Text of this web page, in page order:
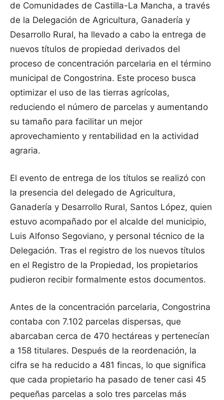
de Comunidades de Castilla-La Mancha, a través
de la Delegación de Agricultura, Ganadería y
Desarrollo Rural, ha llevado a cabo la entrega de
nuevos títulos de propiedad derivados del
proceso de concentración parcelaria en el término
municipal de Congostrina. Este proceso busca
optimizar el uso de las tierras agrícolas,
reduciendo el número de parcelas y aumentando
su tamaño para facilitar un mejor
aprovechamiento y rentabilidad en la actividad
agraria.
El evento de entrega de los títulos se realizó con
la presencia del delegado de Agricultura,
Ganadería y Desarrollo Rural, Santos López, quien
estuvo acompañado por el alcalde del municipio,
Luis Alfonso Segoviano, y personal técnico de la
Delegación. Tras el registro de los nuevos títulos
en el Registro de la Propiedad, los propietarios
pudieron recibir formalmente estos documentos.
Antes de la concentración parcelaria, Congostrina
contaba con 7.102 parcelas dispersas, que
abarcaban cerca de 470 hectáreas y pertenecían
a 158 titulares. Después de la reordenación, la
cifra se ha reducido a 481 fincas, lo que significa
que cada propietario ha pasado de tener casi 45
pequeñas parcelas a solo tres parcelas más